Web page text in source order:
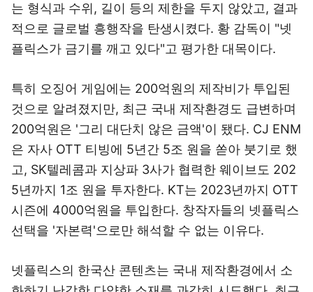
는 형식과 수위, 길이 등의 제한을 두지 않았고, 결과
적으로 글로벌 흥행작을 탄생시켰다. 황 감독이 "넷
플릭스가 금기를 깨고 있다"고 평가한 대목이다.
특히 오징어 게임에는 200억원의 제작비가 투입된
것으로 알려졌지만, 최근 국내 제작환경도 급변하며
200억원은 '그리 대단치 않은 금액'이 됐다. CJ ENM
은 자사 OTT 티빙에 5년간 5조 원을 쏟아 붓기로 했
고, SK텔레콤과 지상파 3사가 협력한 웨이브도 202
5년까지 1조 원을 투자한다. KT는 2023년까지 OTT
시즌에 4000억원을 투입한다. 창작자들의 넷플릭스
선택을 '자본력'으로만 해석할 수 없는 이유다.
넷플릭스의 한국산 콘텐츠는 국내 제작환경에서 소